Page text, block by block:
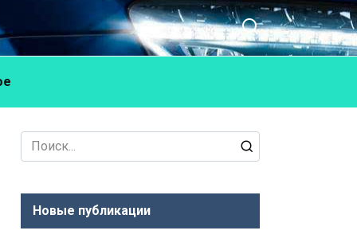
Search
for:
Новые публикации